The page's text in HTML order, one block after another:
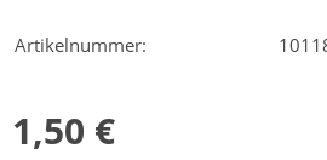
Artikelnummer:
1,50 €